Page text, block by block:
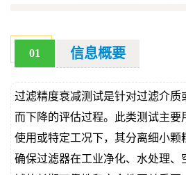
01 信息概要
过滤精度衰减测试是针对过滤介质
而下降的评估过程。此类测试主要
使用或特定工况下，其分离细小颗
确保过滤器在工业净化、水处理、
价
真
伪